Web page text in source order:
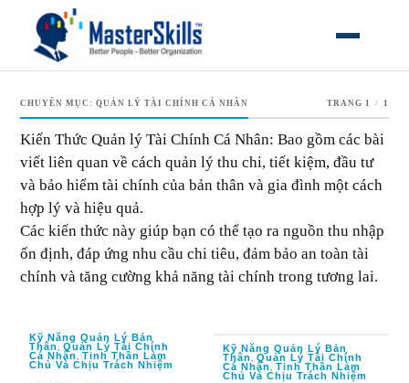
MỞ MENU
CHUYÊN MỤC:QUẢN LÝ TÀI CHÍNH CÁ NHÂN TRANG 1 / 1
Kiến Thức Quản lý Tài Chính Cá Nhân: Bao gồm các bài
viết liên quan về cách quản lý thu chi, tiết kiệm, đầu tư
và bảo hiểm tài chính của bản thân và gia đình một cách
hợp lý và hiệu quả.
Các kiến thức này giúp bạn có thể tạo ra nguồn thu nhập
ổn định, đáp ứng nhu cầu chi tiêu, đảm bảo an toàn tài
chính và tăng cường khả năng tài chính trong tương lai.
Kỹ Năng Quản Lý Bản
Thân ,Quản Lý Tài Chính
Cá Nhân , Tinh Thần Làm
Chủ Và Chịu Trách Nhiệm
Kỹ Năng Quản Lý Bản
Thân ,Quản Lý Tài Chính
Cá Nhân , Tinh Thần Làm
Chủ Và Chịu Trách Nhiệm